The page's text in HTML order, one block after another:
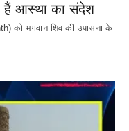
हैं आस्था का संदेश
को भगवान शिव की उपासना के